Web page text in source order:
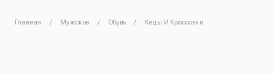
Главная Мужское Обувь Кеды И Кроссовки